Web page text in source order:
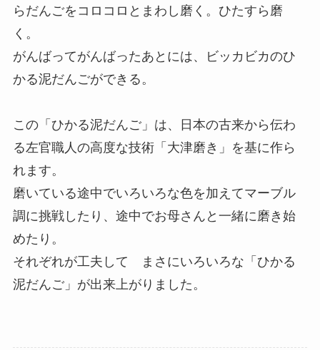
らだんごをコロコロとまわし磨く。ひたすら磨
く。
がんばってがんばったあとには、ビッカビカのひ
かる泥だんごができる。
この「ひかる泥だんご」は、日本の古来から伝わ
る左官職人の高度な技術「大津磨き」を基に作ら
れます。
磨いている途中でいろいろな色を加えてマーブル
調に挑戦したり、途中でお母さんと一緒に磨き始
めたり。
それぞれが工夫して まさにいろいろな「ひかる
泥だんご」が出来上がりました。